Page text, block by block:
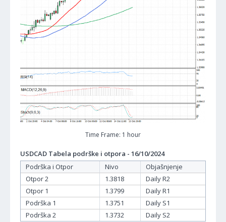
Time Frame: 1 hour
USDCAD Tabela podrške i otpora - 16/10/2024
Podrška i Otpor
Nivo
Objašnjenje
Otpor 2
1.3818
Daily R2
Otpor 1
1.3799
Daily R1
Podrška 1
1.3751
Daily S1
Podrška 2
1.3732 Daily S2